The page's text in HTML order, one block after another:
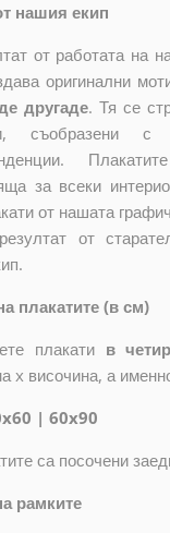
нашия екип
от работата на
оригинални
другаде. Тя се
съобразени с
за всеки
от нашата
от
плакатите (в см)
плакати в
x височина, а
| 60x90
са посочени
рамките